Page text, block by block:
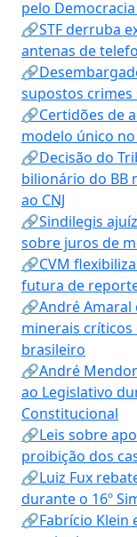
pelo
🔗STF derruba
antenas de
supostos crimes
🔗Certidões de
modelo único
🔗Decisão do
bilionário do BB
ao CNJ
🔗Sindilegis
sobre juros de
🔗CVM
futura de
🔗André
minerais
brasileiro
🔗André
ao Legislativo
Constitucional
🔗Leis sobre
proibição dos
🔗Luiz Fux
durante o 16º
🔗Fabrício Klein